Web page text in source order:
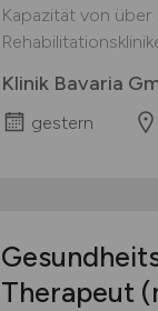
Kapazität von
Klinik Bavaria
gestern
Therapeut